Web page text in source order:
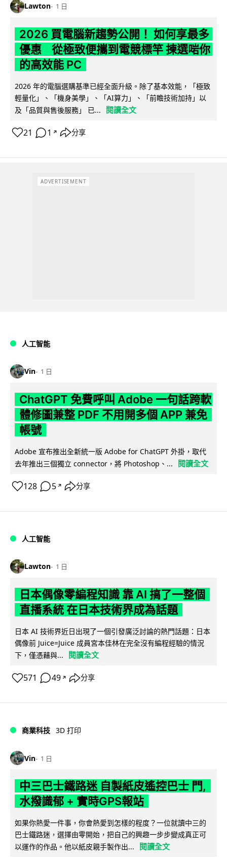
Lawton 1 日
2026 買電腦新趨勢公開！ 如何享最多
優惠 從極致便攜到電競標竿 揀選啱你
的高效能 PC
2026 年的電腦選購基準已經全面升級。除了基本效能，「極致
輕量化」、「機身美學」、「AI算力」、「前瞻技術加持」以
及「品質與售後服務」 已...
閱讀全文
21 1 ↗ 分享
ADVERTISEMENT
人工智能
Vin 1 日
ChatGPT 免費呼叫 Adobe 一句話跨軟
體修圖兼整 PDF 不用開多個 APP 兼免
帳號
Adobe 宣布推出全新統一版 Adobe for ChatGPT 外掛，取代
去年推出三個獨立 connector，將 Photoshop、...
閱讀全文
128 5 ↗ 分享
人工智能
Lawton 1 日
日本偶像零編程知識 靠 AI 搞了一整個
直播系統 在日本技術界成為話題
日本 AI 技術界近日出現了一個引發廣泛討論的熱門話題：日本
偶像前 Juice=Juice 成員宮本佳林在完全沒有編程經驗的情況
下，僅憑藉與...
閱讀全文
571 49 ↗ 分享
商業科技 3D 打印
Vin 1 日
中三巴士鐵路迷 自製紙皮遙控巴士 門,
水撥識郁 + 實時GPS報站
如果你熱愛一件事，你會熱愛到怎樣的程度？一位就讀中三的
巴士鐵路迷，選擇由零開始，把自己的興趣一步步變成真正可
以運作的作品。他以紙皮親手製作出...
閱讀全文